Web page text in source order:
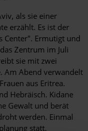
als sie einer
erzählt. Es ist der
Center". Ermutigt und
Zentrum im Juli
sie mit zwei
Am Abend verwandelt
aus Eritrea.
Hebräisch. Kidane
Gewalt und berät
werden. Einmal
statt.